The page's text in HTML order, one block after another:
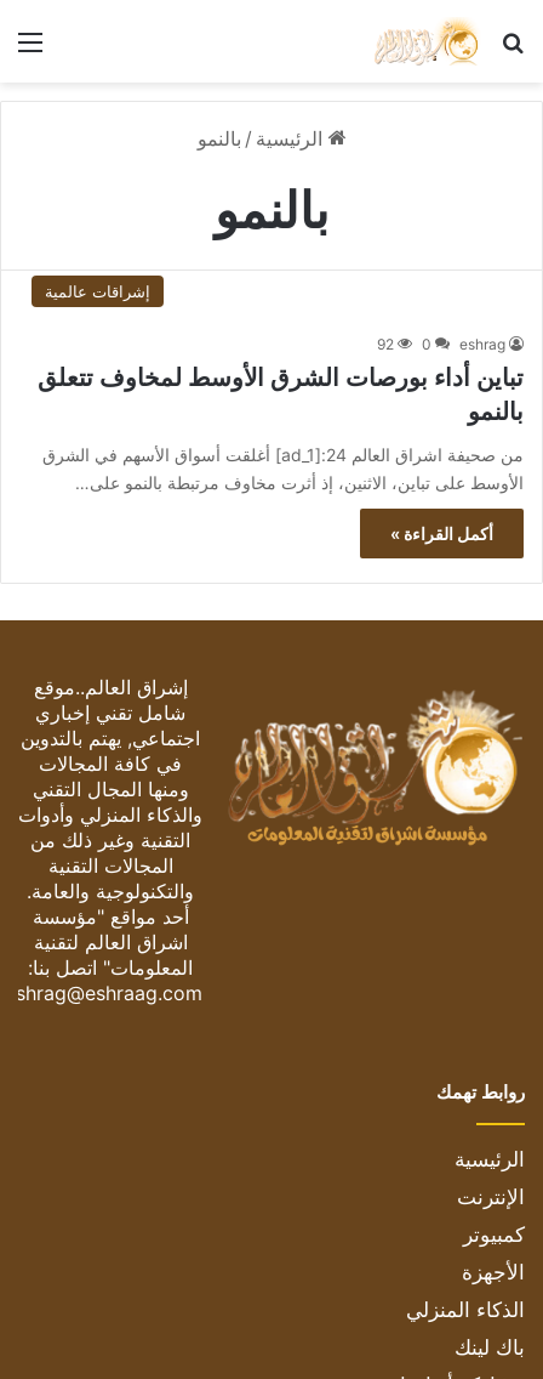
بحث عن
الرئيسية / بالنمو
بالنمو
إشراقات عالمية
eshrag
0
92
تباين أداء بورصات الشرق الأوسط لمخاوف تتعلق
بالنمو
من صحيفة اشراق العالم 24:[ad_1] أغلقت أسواق الأسهم في الشرق
الأوسط على تباين، الاثنين، إذ أثرت مخاوف مرتبطة بالنمو على…
أكمل القراءة »
إشراق العالم..موقع
شامل تقني إخباري
اجتماعي, يهتم بالتدوين
في كافة المجالات
ومنها المجال التقني
والذكاء المنزلي وأدوات
التقنية وغير ذلك من
المجالات التقنية
والتكنولوجية والعامة.
أحد مواقع "مؤسسة
اشراق العالم لتقنية
المعلومات" اتصل بنا:
eshrag@eshraag.com
روابط تهمك
الرئيسية
الإنترنت
كمبيوتر
الأجهزة
الذكاء المنزلي
باك لينك